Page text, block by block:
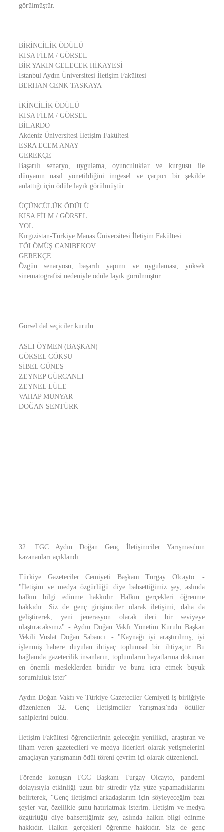
görülmüştür.
BİRİNCİLİK ÖDÜLÜ
KISA FİLM / GÖRSEL
BİR YAKIN GELECEK HİKAYESİ
İstanbul Aydın Üniversitesi İletişim Fakültesi
BERHAN CENK TASKAYA
İKİNCİLİK ÖDÜLÜ
KISA FİLM / GÖRSEL
BİLARDO
Akdeniz Üniversitesi İletişim Fakültesi
ESRA ECEM ANAY
GEREKÇE
Başarılı senaryo, uygulama, oyunculuklar ve kurgusu ile
dünyanın nasıl yönetildiğini imgesel ve çarpıcı bir şekilde
anlattığı için ödüle layık görülmüştür.
ÜÇÜNCÜLÜK ÖDÜLÜ
KISA FİLM / GÖRSEL
YOL
Kırgızistan-Türkiye Manas Üniversitesi İletişim Fakültesi
TÖLÖMÜŞ CANIBEKOV
GEREKÇE
Özgün senaryosu, başarılı yapımı ve uygulaması, yüksek
sinematografisi nedeniyle ödüle layık görülmüştür.
Görsel dal seçiciler kurulu:
ASLI ÖYMEN (BAŞKAN)
GÖKSEL GÖKSU
SİBEL GÜNEŞ
ZEYNEP GÜRCANLI
ZEYNEL LÜLE
VAHAP MUNYAR
DOĞAN ŞENTÜRK
32. TGC Aydın Doğan Genç İletişimciler Yarışması'nın
kazananları açıklandı
Türkiye Gazeteciler Cemiyeti Başkanı Turgay Olcayto: -
"İletişim ve medya özgürlüğü diye bahsettiğimiz şey, aslında
halkın bilgi edinme hakkıdır. Halkın gerçekleri öğrenme
hakkıdır. Siz de genç girişimciler olarak iletişimi, daha da
geliştirerek, yeni jenerasyon olarak ileri bir seviyeye
ulaştıracaksınız" - Aydın Doğan Vakfı Yönetim Kurulu Başkan
Vekili Vuslat Doğan Sabancı: - "Kaynağı iyi araştırılmış, iyi
işlenmiş habere duyulan ihtiyaç toplumsal bir ihtiyaçtır. Bu
bağlamda gazetecilik insanların, toplumların hayatlarına dokunan
en önemli mesleklerden biridir ve bunu icra etmek büyük
sorumluluk ister"
Aydın Doğan Vakfı ve Türkiye Gazeteciler Cemiyeti iş birliğiyle
düzenlenen 32. Genç İletişimciler Yarışması'nda ödüller
sahiplerini buldu.
İletişim Fakültesi öğrencilerinin geleceğin yenilikçi, araştıran ve
ilham veren gazetecileri ve medya liderleri olarak yetişmelerini
amaçlayan yarışmanın ödül töreni çevrim içi olarak düzenlendi.
Törende konuşan TGC Başkanı Turgay Olcayto, pandemi
dolayısıyla etkinliği uzun bir süredir yüz yüze yapamadıklarını
belirterek, "Genç iletişimci arkadaşlarım için söyleyeceğim bazı
şeyler var, özellikle şunu hatırlatmak isterim. İletişim ve medya
özgürlüğü diye bahsettiğimiz şey, aslında halkın bilgi edinme
hakkıdır. Halkın gerçekleri öğrenme hakkıdır. Siz de genç